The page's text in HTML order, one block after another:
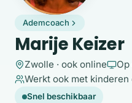
Ademcoach
Marije Keizer
Zwolle · ook online
Werkt ook met
Snel beschikbaar